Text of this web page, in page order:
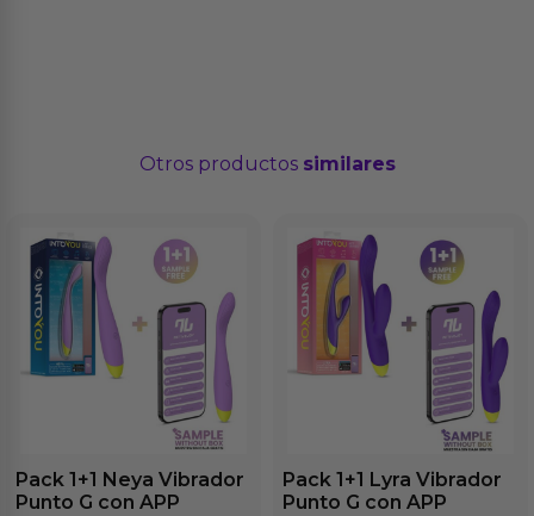
Otros productos similares
Pack 1+1 Neya Vibrador
Punto G con APP
Pack 1+1 Lyra Vibrador
Punto G con APP